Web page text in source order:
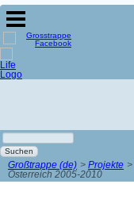
Suchbegriffe
Suchen
Großtrappe (de) Projekte
Österreich 2005-2010